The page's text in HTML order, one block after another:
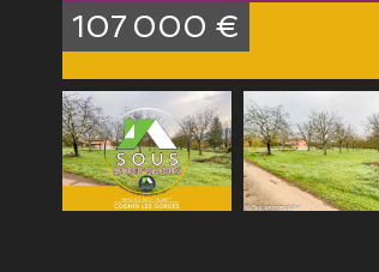
107 000 €